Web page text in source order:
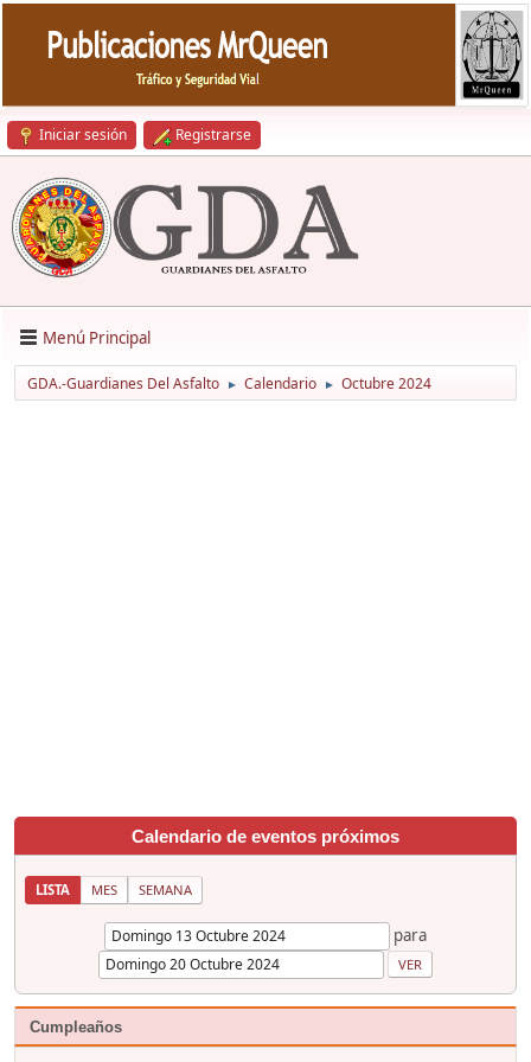
Iniciar sesión Registrarse
Menú Principal
GDA.-Guardianes Del Asfalto ► Calendario ► Octubre 2024
Calendario de eventos próximos
LISTA MES SEMANA
para
Cumpleaños